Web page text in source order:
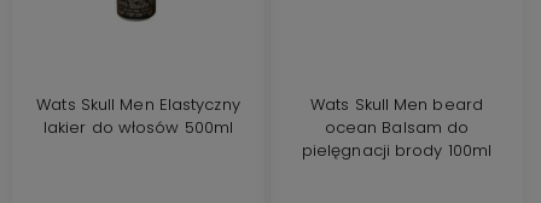
Wats Skull Men Elastyczny
lakier do włosów 500ml
Wats Skull Men beard
ocean Balsam do
pielęgnacji brody 100ml